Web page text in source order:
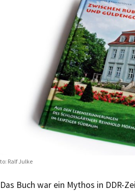
Ralf Julke
Das Buch war ein Mythos in DDR-